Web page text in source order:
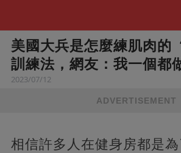
美國大兵是怎麼練肌肉的
訓練法，網友：我一個都
2023/07/12
ADVERTISEMENT
相信許多人在健身房都是